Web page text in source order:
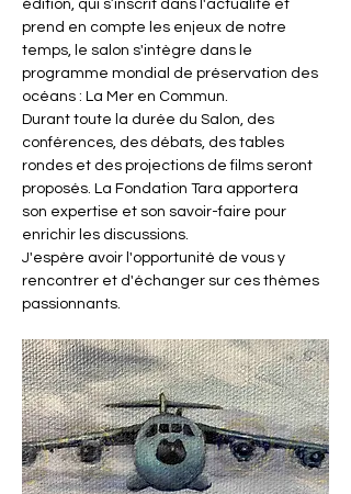
édition, qui s’inscrit dans l'actualité et
prend en compte les enjeux de notre
temps, le salon s'intègre dans le
programme mondial de préservation des
océans : La Mer en Commun.
Durant toute la durée du Salon, des
conférences, des débats, des tables
rondes et des projections de films seront
proposés. La Fondation Tara apportera
son expertise et son savoir-faire pour
enrichir les discussions.
J'espère avoir l'opportunité de vous y
rencontrer et d'échanger sur ces thèmes
passionnants.